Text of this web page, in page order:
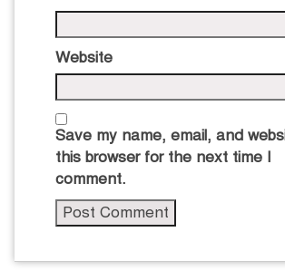
Website
Save my name, email, and
this browser for the next time I
comment.